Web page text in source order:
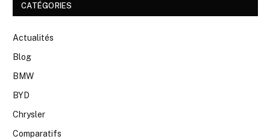
CATÉGORIES
Actualités
Blog
BMW
BYD
Chrysler
Comparatifs